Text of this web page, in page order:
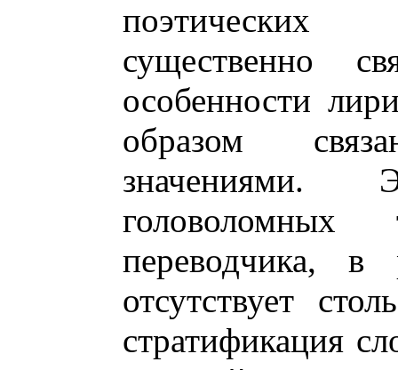
поэтических
существенно
особенности
образом
значениями.
переводчика, в
отсутствует
стратификация